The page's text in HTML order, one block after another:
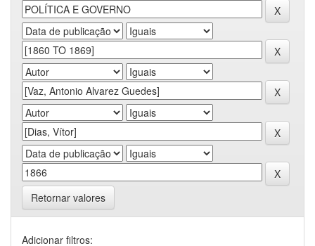
Retornar valores
Adicionar filtros: